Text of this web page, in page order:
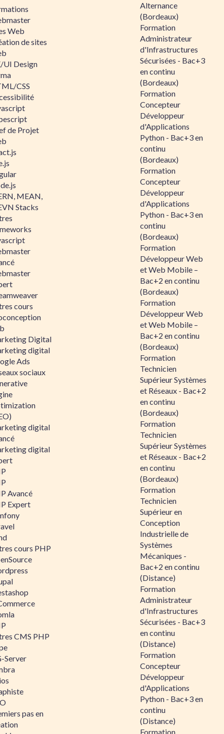
Web
de sites
UI Design
CSS
de Projet
MEAN,
Stacks
cours
Digital
digital
Ads
sociaux
digital
digital
Avancé
Expert
cours PHP
CMS PHP
Server
pas en
Alternance
(Bordeaux)
Formation
Administrateur
d'Infrastructures
Sécurisées - Bac+3
en continu
(Bordeaux)
Formation
Concepteur
Développeur
d'Applications
Python - Bac+3 en
continu
(Bordeaux)
Formation
Concepteur
Développeur
d'Applications
Python - Bac+3 en
continu
(Bordeaux)
Formation
Développeur Web
et Web Mobile –
Bac+2 en continu
(Bordeaux)
Formation
Développeur Web
et Web Mobile –
Bac+2 en continu
(Bordeaux)
Formation
Technicien
Supérieur Systèmes
et Réseaux - Bac+2
en continu
(Bordeaux)
Formation
Technicien
Supérieur Systèmes
et Réseaux - Bac+2
en continu
(Bordeaux)
Formation
Technicien
Supérieur en
Conception
Industrielle de
Systèmes
Mécaniques -
Bac+2 en continu
(Distance)
Formation
Administrateur
d'Infrastructures
Sécurisées - Bac+3
en continu
(Distance)
Formation
Concepteur
Développeur
d'Applications
Python - Bac+3 en
continu
(Distance)
Formation